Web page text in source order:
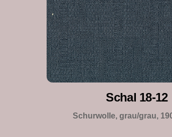
Schal 18-12
Schurwolle, grau/grau,